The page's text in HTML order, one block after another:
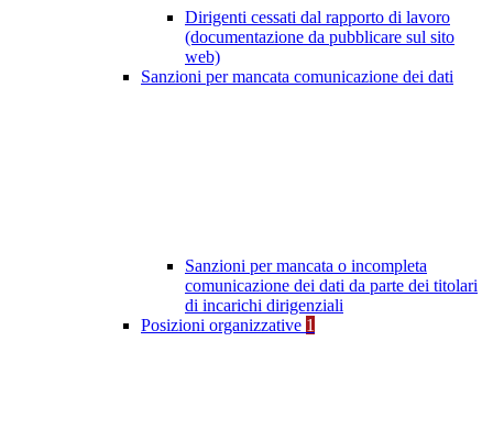
Dirigenti cessati dal rapporto di lavoro
(documentazione da pubblicare sul sito
web)
Sanzioni per mancata comunicazione dei dati
Sanzioni per mancata o incompleta
comunicazione dei dati da parte dei titolari
di incarichi dirigenziali
Posizioni organizzative 1